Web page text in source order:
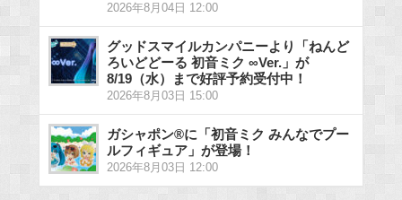
2026年8月04日 12:00
グッドスマイルカンパニーより「ねんど
ろいどどーる 初音ミク ∞Ver.」が
8/19（水）まで好評予約受付中！
2026年8月03日 15:00
ガシャポン®に「初音ミク みんなでプー
ルフィギュア」が登場！
2026年8月03日 12:00